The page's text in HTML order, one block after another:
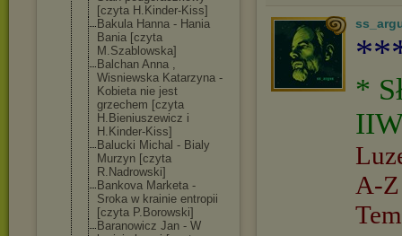
[czyta H.Kinder-Kiss]
Bakula Hanna - Hania
Bania [czyta
M.Szablowska]
Balchan Anna ,
Wisniewska Katarzyna -
Kobieta nie jest
grzechem [czyta
H.Bieniuszewicz i
H.Kinder-Kiss]
Balucki Michal - Bialy
Murzyn [czyta
R.Nadrowski]
Bankova Marketa -
Sroka w krainie entropii
[czyta P.Borowski]
Baranowicz Jan - W
*
A-